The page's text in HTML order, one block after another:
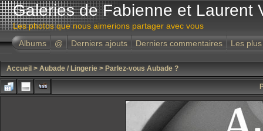
Galeries de Fabienne et Laurent
Les photos que nous aimerions partager avec vous
Albums
@ Derniers ajouts Derniers commentaires Les
Accueil > Aubade / Lingerie > Parlez-vous Aubade ?